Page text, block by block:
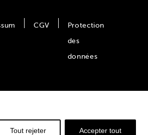
Tout rejeter Accepter tout
CGV
Protection
des
données